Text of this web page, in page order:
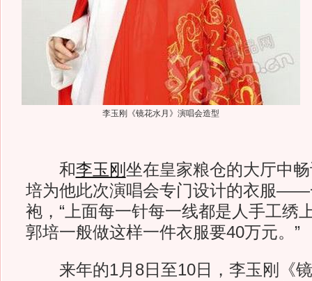
李玉刚《镜花水月》演唱会造型
和李玉刚 坐在皇家粮仓的大厅中
培为他此次演唱会专门设计的衣服——
袍，“上面每一针每一线都是人手工绣
郭培一般做这样一件衣服要40万元。”
来年的1月8日至10日，李玉刚《镜